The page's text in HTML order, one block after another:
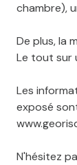
chambre),
De plus, la
Le tout sur
Les
exposé
N'hésitez